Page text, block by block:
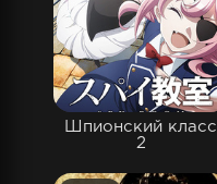
Шпионский класс
2